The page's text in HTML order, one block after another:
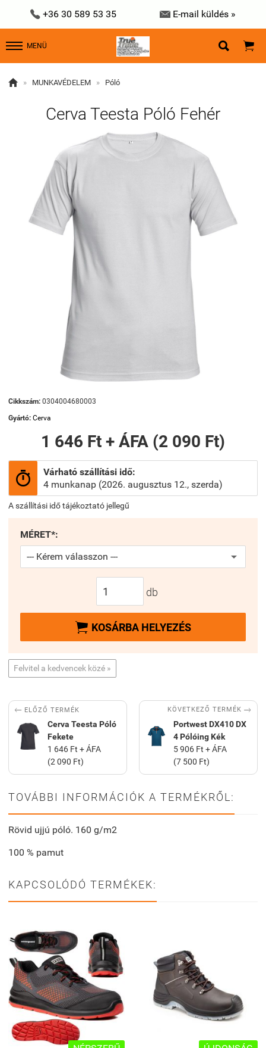
 +36 30 589 53 35  E-mail küldés »
MENÜ  
 » MUNKAVÉDELEM » Póló
Cerva Teesta Póló Fehér
Cikkszám: 0304004680003
Gyártó: Cerva
1 646 Ft + ÁFA (2 090 Ft)

Várható szállítási idő:
4 munkanap (2026. augusztus 12., szerda)
A szállítási idő tájékoztató jellegű
MÉRET*:
db
 KOSÁRBA HELYEZÉS
Felvitel a kedvencek közé »
 ELŐZŐ TERMÉK
Cerva Teesta Póló
Fekete
1 646 Ft + ÁFA
(2 090 Ft)
KÖVETKEZŐ TERMÉK 
Portwest DX410 DX
4 Pólóing Kék
5 906 Ft + ÁFA
(7 500 Ft)
TOVÁBBI INFORMÁCIÓK A TERMÉKRŐL:
Rövid ujjú póló. 160 g/m2
100 % pamut
KAPCSOLÓDÓ TERMÉKEK: